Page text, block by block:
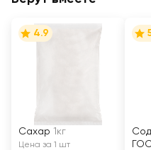
4.9
Сахар 1кг
Цена за 1 шт